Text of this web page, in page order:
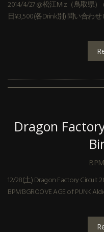
2014/4/27 @松江Miz（鳥取県）
日¥3,500(各Drink別) 問い合わせ
Dragon
12/28(土) Dragon Factory Circuit
BPM13GROOVE AGE of PUNK